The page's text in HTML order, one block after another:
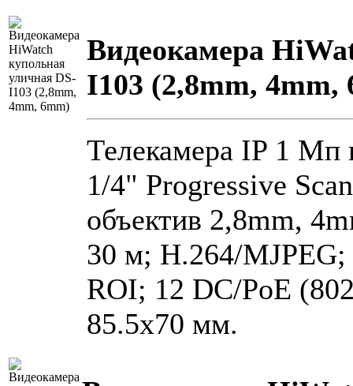
Видеокамера
I103 (2,8mm, 4mm,
Телекамера IP 1 Мп
1/4" Progressive
объектив 2,8mm,
30 м; H.264/
ROI; 12 DC/PoE
85.5х70 мм.